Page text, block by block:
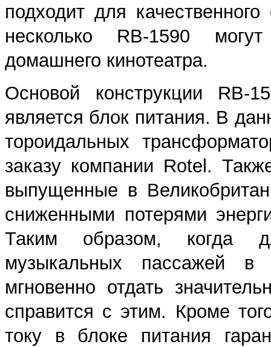
подходит для
несколько RB-1590
домашнего кинотеатра.
Основой конструкции RB-
является блок питания. В
тороидальных
заказу компании Rotel.
выпущенные в
сниженными потерями
Таким образом, когда
музыкальных пассажей в
мгновенно отдать
справится с этим. Кроме
току в блоке питания